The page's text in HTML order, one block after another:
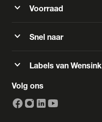
expand_more Voorraad
expand_more Snel naar
expand_more Labels van Wensink
Volg ons